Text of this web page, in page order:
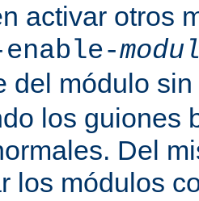
activar otros
del módulo
los guiones
Del
los módulos